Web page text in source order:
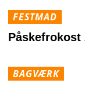
FESTMAD
Påskefrokost
BAGVÆRK